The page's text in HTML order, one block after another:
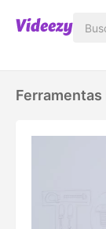
Ferramentas